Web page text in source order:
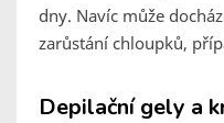
dny. Navíc může
zarůstání chloupků,
Depilační gely a